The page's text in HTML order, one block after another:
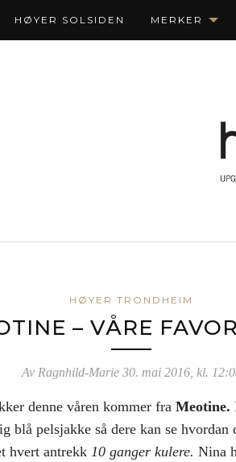
HØYER SOLSIDEN MERKER
HØYER TRONDHEIM
– VÅRE
Av Ragnhild-Marie 30. mai 2016, kl.
denne våren kommer fra Meotine.
blå pelsjakke så dere kan se
hvert antrekk 10 ganger kulere. Nina